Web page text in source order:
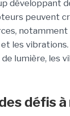
développant
peuvent
notamment
les
lumière, les
défis